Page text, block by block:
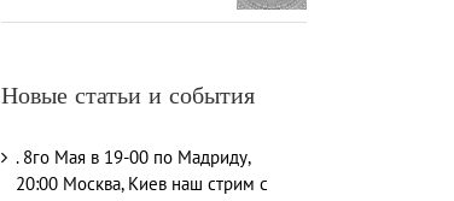
Новые статьи и события
. 8го Мая в 19-00 по Мадриду,
20:00 Москва, Киев наш стрим с